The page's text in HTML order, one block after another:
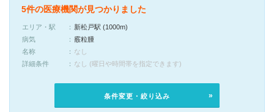
5件の医療機関が見つかりました
エリア・駅
新松戸駅 (1000m)
病気
霰粒腫
名称
なし
詳細条件
なし (曜日や時間帯を指定できます)
条件変更・絞り込み